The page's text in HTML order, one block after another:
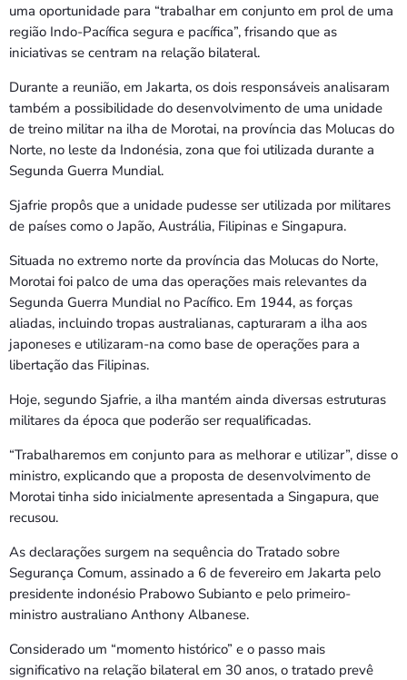
uma oportunidade para “trabalhar em conjunto em prol de uma
região Indo-Pacífica segura e pacífica”, frisando que as
iniciativas se centram na relação bilateral.
Durante a reunião, em Jakarta, os dois responsáveis analisaram
também a possibilidade do desenvolvimento de uma unidade
de treino militar na ilha de Morotai, na província das Molucas do
Norte, no leste da Indonésia, zona que foi utilizada durante a
Segunda Guerra Mundial.
Sjafrie propôs que a unidade pudesse ser utilizada por militares
de países como o Japão, Austrália, Filipinas e Singapura.
Situada no extremo norte da província das Molucas do Norte,
Morotai foi palco de uma das operações mais relevantes da
Segunda Guerra Mundial no Pacífico. Em 1944, as forças
aliadas, incluindo tropas australianas, capturaram a ilha aos
japoneses e utilizaram-na como base de operações para a
libertação das Filipinas.
Hoje, segundo Sjafrie, a ilha mantém ainda diversas estruturas
militares da época que poderão ser requalificadas.
“Trabalharemos em conjunto para as melhorar e utilizar”, disse o
ministro, explicando que a proposta de desenvolvimento de
Morotai tinha sido inicialmente apresentada a Singapura, que
recusou.
As declarações surgem na sequência do Tratado sobre
Segurança Comum, assinado a 6 de fevereiro em Jakarta pelo
presidente indonésio Prabowo Subianto e pelo primeiro-
ministro australiano Anthony Albanese.
Considerado um “momento histórico” e o passo mais
significativo na relação bilateral em 30 anos, o tratado prevê